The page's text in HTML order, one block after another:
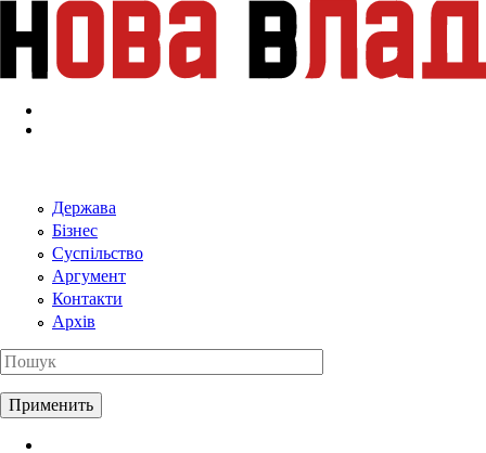
Перейти к основному содержанию
Держава
Бізнес
Суспільство
Аргумент
Контакти
Архів